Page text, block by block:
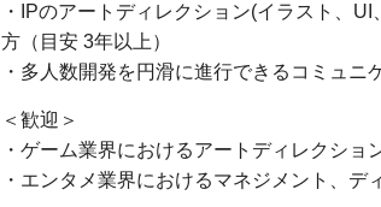
・IPのアートディレクション(イラスト、
方（目安 3年以上）
・多人数開発を円滑に進行できるコミュニ
＜歓迎＞
・ゲーム業界におけるアートディレクショ
・エンタメ業界におけるマネジメント、デ